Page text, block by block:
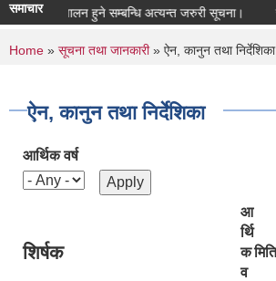
समाचारसंचालन हुने सम्बन्धि अत्यन्त जरुरी सूचना।
You are here
Home » सूचना तथा जानकारी» ऐन, कानुन तथा निर्देशिका
ऐन, कानुन तथा निर्देशिका
आर्थिक वर्ष
शिर्षक
आ
र्थि
क
व
मिति